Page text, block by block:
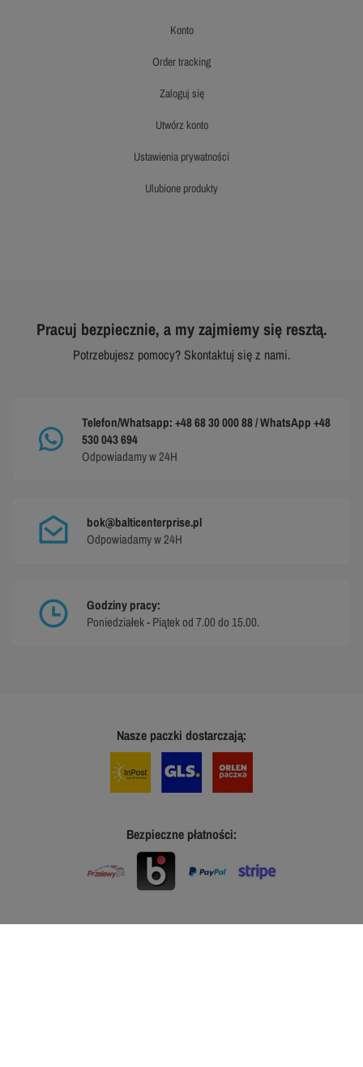
konto
order tracking
zaloguj się
utwórz konto
ustawienia prywatności
ulubione produkty
Pracuj bezpiecznie, a my zajmiemy się resztą.
Potrzebujesz pomocy? Skontaktuj się z nami.
Telefon/Whatsapp: +48 68 30 000 88 / WhatsApp +48
530 043 694
Odpowiadamy w 24H
bok@balticenterprise.pl
Odpowiadamy w 24H
Godziny pracy:
Poniedziałek - Piątek od 7.00 do 15.00.
Nasze paczki dostarczają:
Bezpieczne płatności: